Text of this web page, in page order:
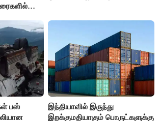
பஸ்
இந்தியாவில் இருந்து
இறக்குமதியாகும் பொருட்களுக்கு